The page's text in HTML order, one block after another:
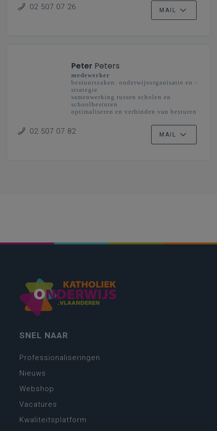
02 507 07 26 MAIL
Peter Peters
medewerker
bestuurszaken: onderwijsorganisatie en -
strategie
samenwerking tussen scholen en
schoolbesturen
optimaliseren en verbinden van besturen
02 507 07 82 MAIL
SNEL NAAR
Professionaliseringen
Nieuws
Webshop
Vacatures
Kwaliteitsplatform